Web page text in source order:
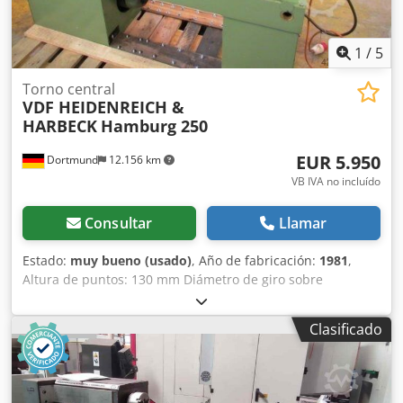
1 / 5
Dortmund 12.156 km
Torno central
VDF HEIDENREICH &
HARBECK Hamburg 250
EUR 5.950
VB IVA no incluído
Consultar Llamar
Estado: muy bueno (usado), Año de fabricación: 1981,
Altura de puntos: 130 mm Diámetro de giro sobre
bancada: 260 mm Diámetro de giro sobre carro: 140 mm
Distancia entre puntos: 600 mm Diámetro del agujero del
husillo: 30 mm Ancho de bancada: 255 mm Cono de
husillo: DIN 55027 Gr. 5 Rango de velocidades: 35,5 - 3150
rpm Avance longitudinal: 0,04 – 0,4 mm/vuelta Avance
transversal: 0,02 – 0,2 mm/vuelta Roscas métricas: 0,2 – 18
Clasificado